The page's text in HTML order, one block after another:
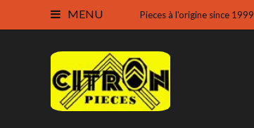
MENU Pieces à l'origine since 1999